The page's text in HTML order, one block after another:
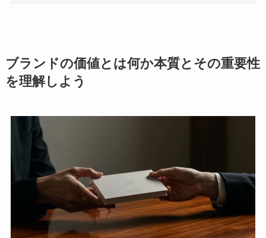
ブランドの価値とは何か本質とその重要性
を理解しよう